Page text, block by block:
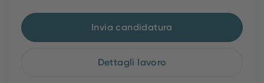
Invia candidatura
Dettagli lavoro